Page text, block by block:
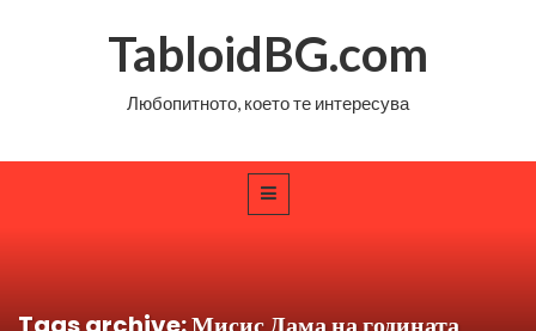
TabloidBG.com
Любопитното, което те интересува